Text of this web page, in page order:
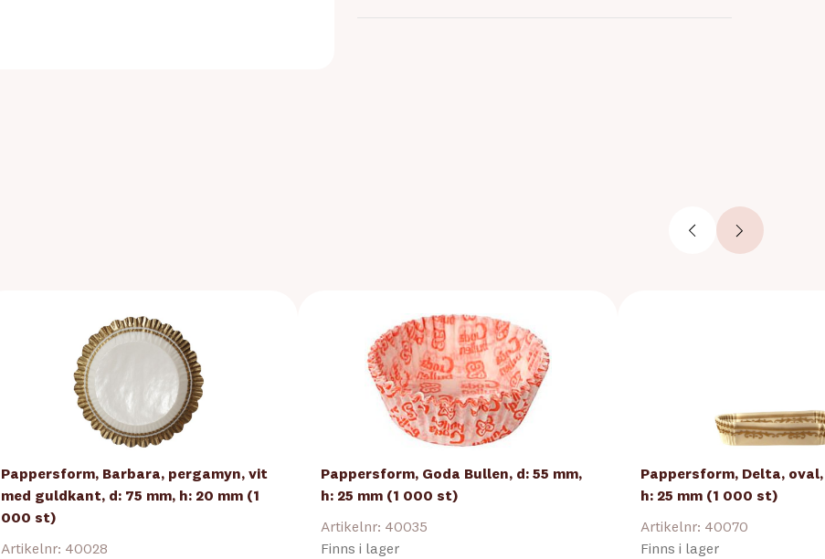
Pappersform, Barbara, pergamyn, vit
med guldkant, d: 75 mm, h: 20 mm (1
000 st)
Artikelnr: 40028
Pappersform, Goda Bullen, d: 55 mm,
h: 25 mm (1 000 st)
Artikelnr: 40035
Finns i lager
Pappersform, Delta, oval,
h: 25 mm (1 000 st)
Artikelnr: 40070
Finns i lager